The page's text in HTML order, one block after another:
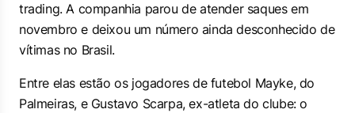
trading. A companhia parou de atender saques em
novembro e deixou um número ainda desconhecido de
vítimas no Brasil.
Entre elas estão os jogadores de futebol Mayke, do
Palmeiras, e Gustavo Scarpa, ex-atleta do clube: o